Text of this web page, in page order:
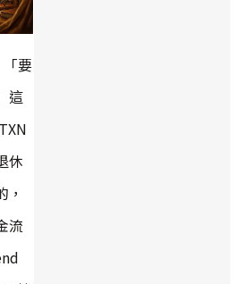
要
這
休
流